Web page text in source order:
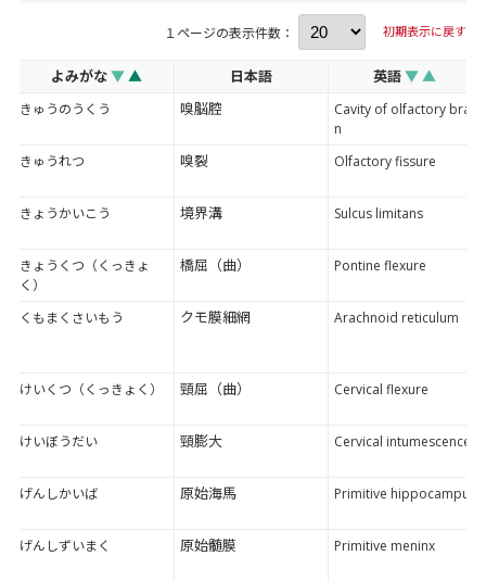
１ページの表示件数： 初期表示に戻す
よみがな▼ ▲ 日本語 英語▼ ▲
きゅうのうくう 嗅脳腔
Cavity of olfactory brai
n
きゅうれつ
嗅裂 Olfactory fissure
きょうかいこう 境界溝 Sulcus limitans
きょうくつ（くっきょ
く）
橋屈（曲） Pontine flexure
くもまくさいもう クモ膜細網 Arachnoid reticulum
けいくつ（くっきょく） 頸屈（曲） Cervical flexure
けいぼうだい 頸膨大 Cervical intumescence
げんしかいば 原始海馬 Primitive hippocampus
げんしずいまく 原始髄膜 Primitive meninx